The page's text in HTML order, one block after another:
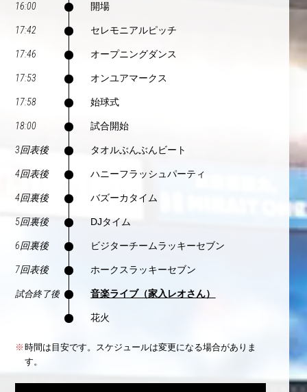
16:00 開場
17:42 セレモニアルピッチ
17:46 オープニングダンス
17:53 オンユアマークス
17:58 始球式
18:00 試合開始
3回表後 タオルぶんぶんビート
4回表後 ハニーフラッシュパーティ
4回裏後 バズーカタイム
5回裏後 DJタイム
6回裏後 ビジターチームラッキーセブン
7回表後 ホークスラッキーセブン
試合終了後 音楽ライブ（家入レオさん）
花火
時間は目安です。スケジュールは変更になる場合がありま
す。